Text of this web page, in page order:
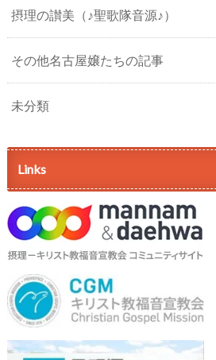
摂理の讃美（♪聖歌隊音源♪）
その他名古屋嬢たちの記事
未分類
Links